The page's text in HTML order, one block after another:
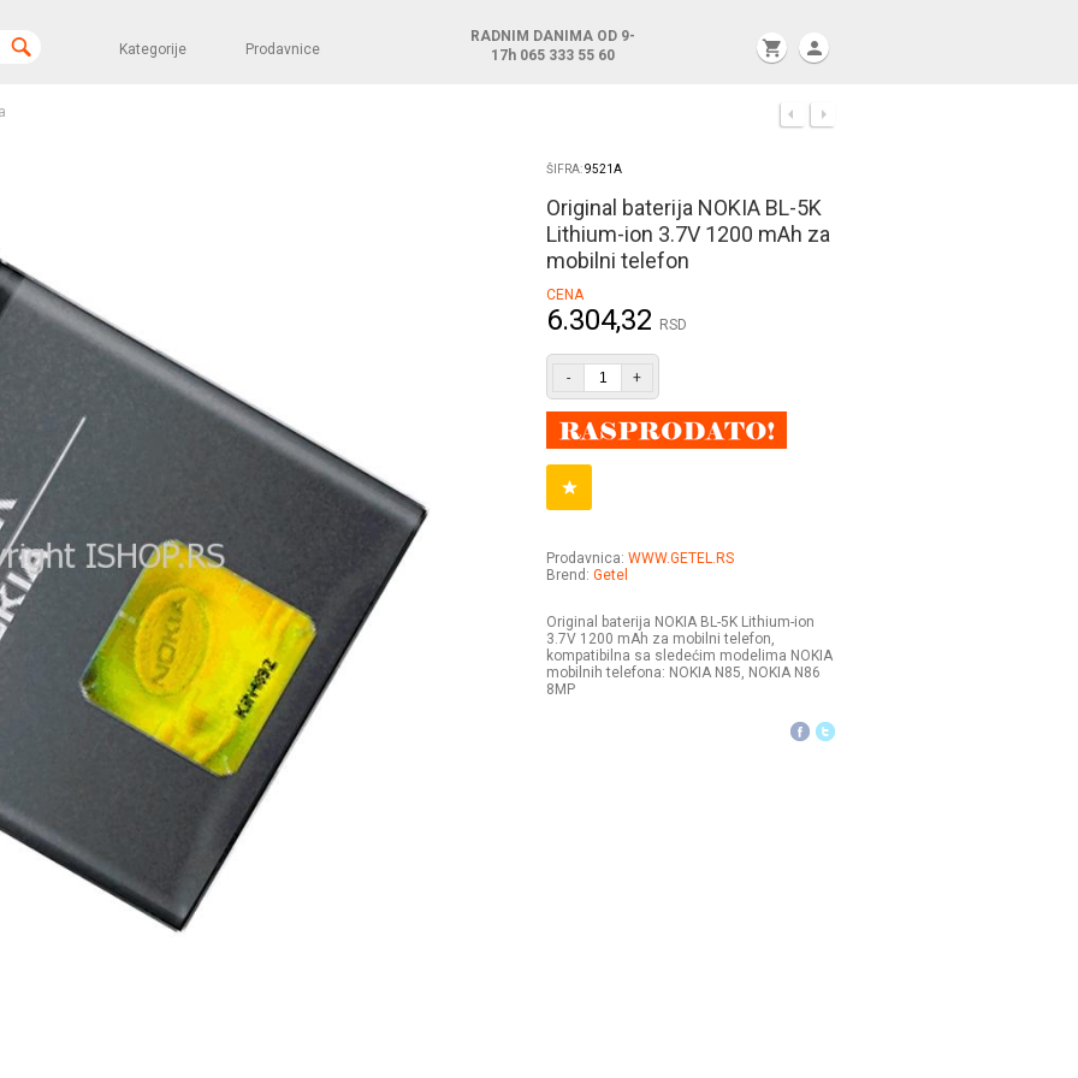
Kategorije Prodavnice
RADNIM DANIMA OD 9-
17h 065 333 55 60 shopping_cart person
ŠIFRA:9521A
Original baterija NOKIA BL-5K
Lithium-ion 3.7V 1200 mAh za
mobilni telefon
CENA
6.304,32 RSD
- +
Prodavnica: WWW.GETEL.RS
Brend: Getel
Original baterija NOKIA BL-5K Lithium-ion
3.7V 1200 mAh za mobilni telefon,
kompatibilna sa sledećim modelima NOKIA
mobilnih telefona: NOKIA N85, NOKIA N86
8MP